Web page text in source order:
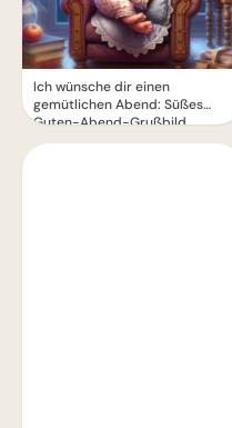
Ich wünsche dir einen
gemütlichen Abend: Süßes
Guten-Abend-Grußbild